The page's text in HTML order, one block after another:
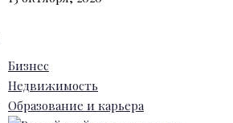
Бизнес
Недвижимость
Образование и карьера